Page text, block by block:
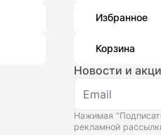
Избранное
Корзина
Новости и
Нажимая
рекламной